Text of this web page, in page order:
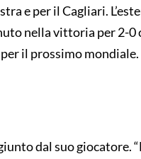
e per il Cagliari.
nella vittoria per 2-0
il prossimo
dal suo giocatore.